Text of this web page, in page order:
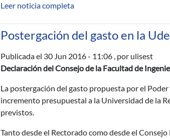
Leer noticia completa
Postergación del gasto en la
Publicada el 30 Jun 2016 - 11:06 , por ulisest
Declaración del Consejo de la Facultad de
La postergación del gasto propuesta por el
incremento presupuestal a la Universidad de la
previstos.
Tanto desde el Rectorado como desde el